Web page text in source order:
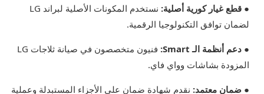
● قطع غيار كورية أصلية:
نستخدم المكونات الأصلية لبراند LG
لضمان توافق التكنولوجيا الرقمية.
● دعم أنظمة الـ Smart:
فنيون متخصصون في صيانة ثلاجات LG
المزودة بشاشات وواي فاي.
● ضمان معتمد: نقدم شهادة ضمان على الأجزاء المستبدلة وعملية